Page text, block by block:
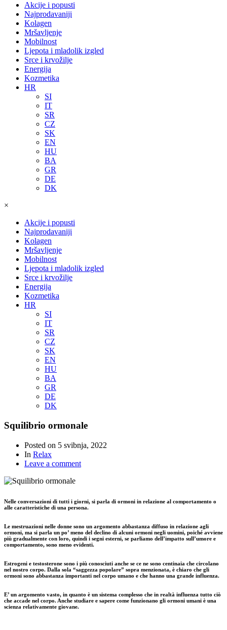
Akcije i popusti
Najprodavaniji
Kolagen
Mršavljenje
Mobilnost
Ljepota i mladolik izgled
Srce i krvožilje
Energija
Kozmetika
HR
SI
IT
SR
CZ
SK
EN
HU
BA
GR
DE
DK
×
Akcije i popusti
Najprodavaniji
Kolagen
Mršavljenje
Mobilnost
Ljepota i mladolik izgled
Srce i krvožilje
Energija
Kozmetika
HR
SI
IT
SR
CZ
SK
EN
HU
BA
GR
DE
DK
Squilibrio ormonale
Posted on 5 svibnja, 2022
In Relax
Leave a comment
Nelle conversazioni di tutti i giorni, si parla di ormoni in relazione al comportamento o
alle caratteristiche di una persona.
Le mestruazioni nelle donne sono un argomento abbastanza diffuso in relazione agli
ormoni, ma si parla un po’ meno del declino di alcuni ormoni negli uomini, poiché avviene
più gradualmente con loro, quindi i segni esterni, se parliamo dell’impatto sull’umore e
comportamento, sono meno evidenti.
Estrogeni e testosterone sono i più conosciuti anche se ce ne sono centinaia che circolano
nel nostro corpo. Dalla sola “saggezza popolare” sopra menzionata, è chiaro che gli
ormoni sono abbastanza importanti nel corpo umano e che hanno una grande influenza.
E’ un argomento vasto, in quanto è un sistema complesso che in realtà influenza tutto ciò
che accade nel corpo. Anche studiare e sapere come funzionano gli ormoni umani è una
scienza relativamente giovane.